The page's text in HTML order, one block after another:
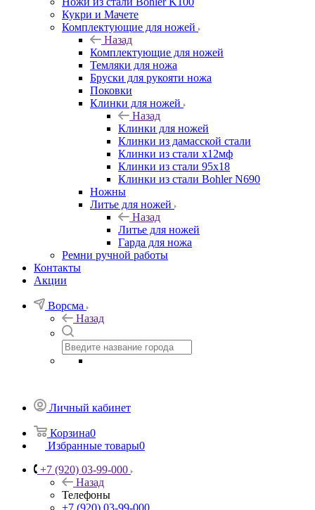
Кукри и Мачете
Комплектующие для ножей
Назад
Комплектующие для ножей
Темляки для ножа
Бруски для рукояти ножа
Поковки
Клинки для ножей
Назад
Клинки для ножей
Клинки из дамасской стали
Клинки из стали х12мф
Клинки из стали 95х18
Клинки из стали Bohler N690
Ножны
Литье для ножей
Назад
Литье для ножей
Гарда для ножа
Ремни ручной работы
Контакты
Акции
Ворсма
Назад
Личный кабинет
Корзина0
Избранные товары0
+7 (920) 03-99-000
Назад
Телефоны
+7 (920) 03-99-000